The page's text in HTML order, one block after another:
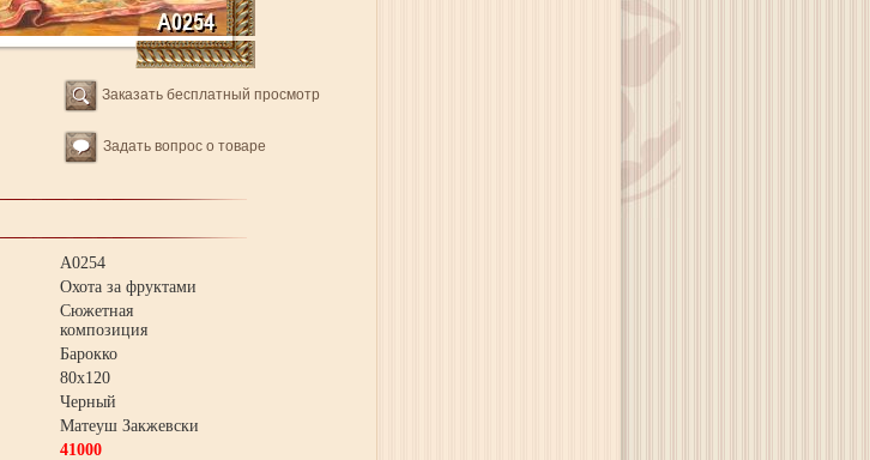
Заказать бесплатный просмотр
Задать вопрос о товаре
A0254
Охота за фруктами
Сюжетная
композиция
Барокко
80x120
Черный
Матеуш Закжевски
41000